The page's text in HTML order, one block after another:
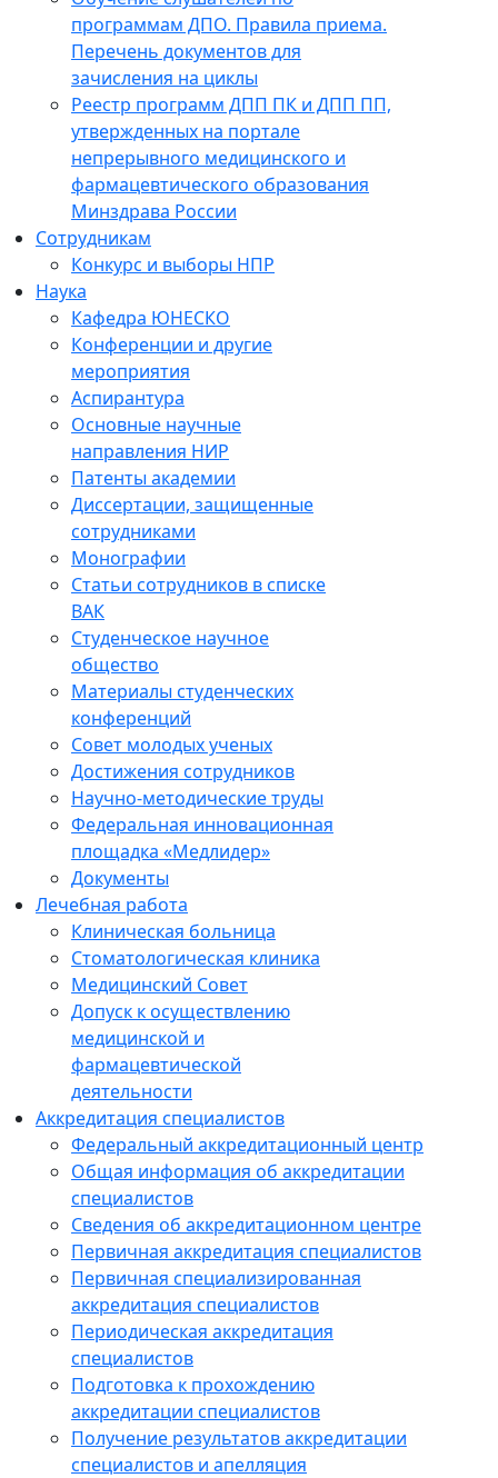
программам ДПО. Правила приема.
Перечень документов для
зачисления на циклы
Реестр программ ДПП ПК и ДПП ПП,
утвержденных на портале
непрерывного медицинского и
фармацевтического образования
Минздрава России
Сотрудникам
Конкурс и выборы НПР
Наука
Кафедра ЮНЕСКО
Конференции и другие
мероприятия
Аспирантура
Основные научные
направления НИР
Патенты академии
Диссертации, защищенные
сотрудниками
Монографии
Статьи сотрудников в списке
ВАК
Студенческое научное
общество
Материалы студенческих
конференций
Совет молодых ученых
Достижения сотрудников
Научно-методические труды
Федеральная инновационная
площадка «Медлидер»
Документы
Лечебная работа
Клиническая больница
Стоматологическая клиника
Медицинский Совет
Допуск к осуществлению
медицинской и
фармацевтической
деятельности
Аккредитация специалистов
Федеральный аккредитационный центр
Общая информация об аккредитации
специалистов
Сведения об аккредитационном центре
Первичная аккредитация специалистов
Первичная специализированная
аккредитация специалистов
Периодическая аккредитация
специалистов
Подготовка к прохождению
аккредитации специалистов
Получение результатов аккредитации
специалистов и апелляция